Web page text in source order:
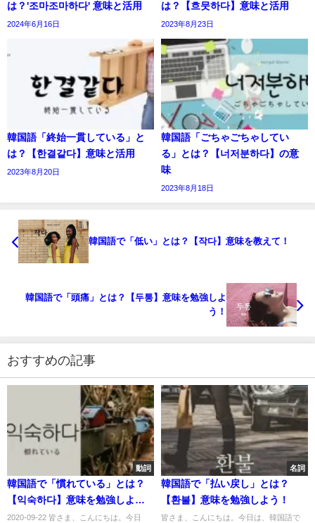
は？'조마조마하다' 意味と活用
2024年6月16日
は？【흐뭇하다】意味と活用
2023年8月23日
韓国語「終始一貫している」と
は？【한결같다】意味と活用
2023年8月20日
韓国語「ごちゃごちゃしてい
る」とは？【너저분하다】の意
味
2023年8月18日
韓国語で「低い」とは？【작다】意味を教えて！
韓国語で「頭痛」とは？【두통】意味を勉強しよ
う！
おすすめの記事
動詞
韓国語で「慣れている」とは？
【익숙하다】意味を勉強しよ
う！
2020-09-22 皆さま、こんにちは。今日
名詞
韓国語で「払い戻し」とは？
【환불】意味を勉強しよう！
皆さま、こんにちは。今日は、韓国語で